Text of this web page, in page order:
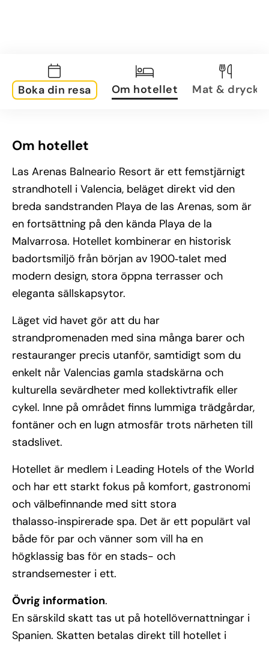
Boka din resa Om hotellet Mat & dryck
Om hotellet
Las Arenas Balneario Resort är ett femstjärnigt
strandhotell i Valencia, beläget direkt vid den
breda sandstranden Playa de las Arenas, som är
en fortsättning på den kända Playa de la
Malvarrosa. Hotellet kombinerar en historisk
badortsmiljö från början av 1900‑talet med
modern design, stora öppna terrasser och
eleganta sällskapsytor.
Läget vid havet gör att du har
strandpromenaden med sina många barer och
restauranger precis utanför, samtidigt som du
enkelt når Valencias gamla stadskärna och
kulturella sevärdheter med kollektivtrafik eller
cykel. Inne på området finns lummiga trädgårdar,
fontäner och en lugn atmosfär trots närheten till
stadslivet.
Hotellet är medlem i Leading Hotels of the World
och har ett starkt fokus på komfort, gastronomi
och välbefinnande med sitt stora
thalasso‑inspirerade spa. Det är ett populärt val
både för par och vänner som vill ha en
högklassig bas för en stads- och
strandsemester i ett.
Övrig information.
En särskild skatt tas ut på hotellövernattningar i
Spanien. Skatten betalas direkt till hotellet i